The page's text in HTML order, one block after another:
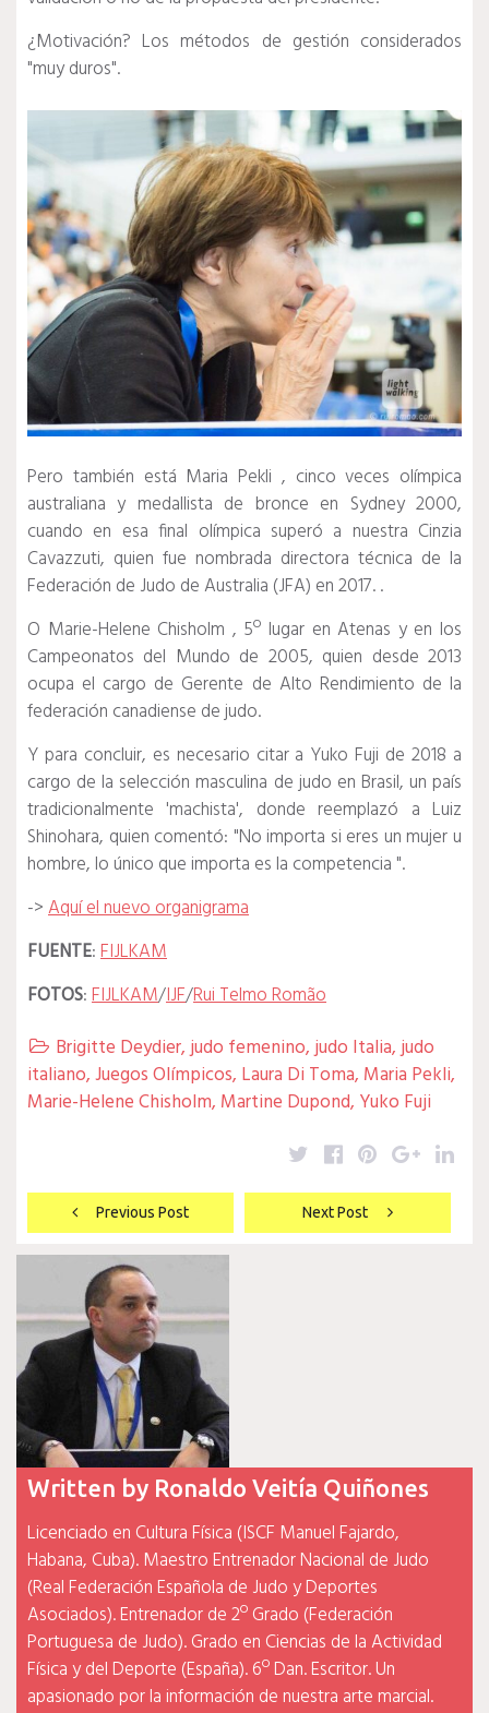
¿Motivación? Los métodos de gestión considerados
"muy duros".
Pero también está Maria Pekli , cinco veces olímpica
australiana y medallista de bronce en Sydney 2000,
cuando en esa final olímpica superó a nuestra Cinzia
Cavazzuti, quien fue nombrada directora técnica de la
Federación de Judo de Australia (JFA) en 2017. .
O Marie-Helene Chisholm , 5º lugar en Atenas y en los
Campeonatos del Mundo de 2005, quien desde 2013
ocupa el cargo de Gerente de Alto Rendimiento de la
federación canadiense de judo.
Y para concluir, es necesario citar a Yuko Fuji de 2018 a
cargo de la selección masculina de judo en Brasil, un país
tradicionalmente 'machista', donde reemplazó a Luiz
Shinohara, quien comentó: "No importa si eres un mujer u
hombre, lo único que importa es la competencia ".
->Aquí el nuevo organigrama
FUENTE:FIJLKAM
FOTOS:FIJLKAM/IJF/Rui Telmo Romão
 Brigitte Deydier,judo femenino,judo Italia,judo
italiano,Juegos Olímpicos, Laura Di Toma, Maria Pekli,
Marie-Helene Chisholm, Martine Dupond, Yuko Fuji
Navegación
de
entradas
Previous Post Next Post
Twitter
Facebook
Pinterest
Written by Ronaldo Veitía Quiñones
Licenciado en Cultura Física (ISCF Manuel Fajardo,
Habana, Cuba). Maestro Entrenador Nacional de Judo
(Real Federación Española de Judo y Deportes
Asociados). Entrenador de 2º Grado (Federación
Portuguesa de Judo). Grado en Ciencias de la Actividad
Física y del Deporte (España). 6º Dan. Escritor. Un
apasionado por la información de nuestra arte marcial.